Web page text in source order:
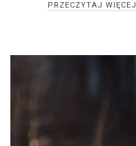
PRZECZYTAJ WIĘCEJ